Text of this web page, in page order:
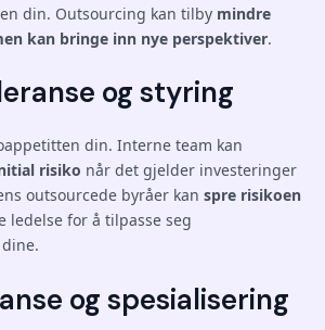
din. Outsourcing kan tilby mindre
kan bringe inn nye perspektiver.
og styring
din. Interne team kan
risiko når det gjelder investeringer
outsourcede byråer kan spre risikoen
ledelse for å tilpasse seg
og spesialisering